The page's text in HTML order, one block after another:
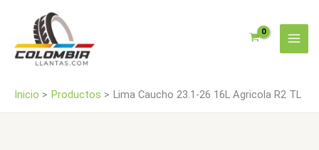
contenido
Inicio Productos Lima Caucho 23.1-26 16L Agricola R2 TL
Agricola
TL
cantidad